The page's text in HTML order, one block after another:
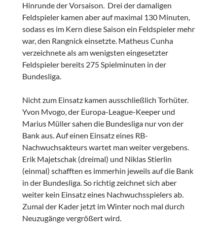
Hinrunde der Vorsaison. Drei der damaligen
Feldspieler kamen aber auf maximal 130 Minuten,
sodass es im Kern diese Saison ein Feldspieler mehr
war, den Rangnick einsetzte. Matheus Cunha
verzeichnete als am wenigsten eingesetzter
Feldspieler bereits 275 Spielminuten in der
Bundesliga.
Nicht zum Einsatz kamen ausschließlich Torhüter.
Yvon Mvogo, der Europa-League-Keeper und
Marius Müller sahen die Bundesliga nur von der
Bank aus. Auf einen Einsatz eines RB-
Nachwuchsakteurs wartet man weiter vergebens.
Erik Majetschak (dreimal) und Niklas Stierlin
(einmal) schafften es immerhin jeweils auf die Bank
in der Bundesliga. So richtig zeichnet sich aber
weiter kein Einsatz eines Nachwuchsspielers ab.
Zumal der Kader jetzt im Winter noch mal durch
Neuzugänge vergrößert wird.